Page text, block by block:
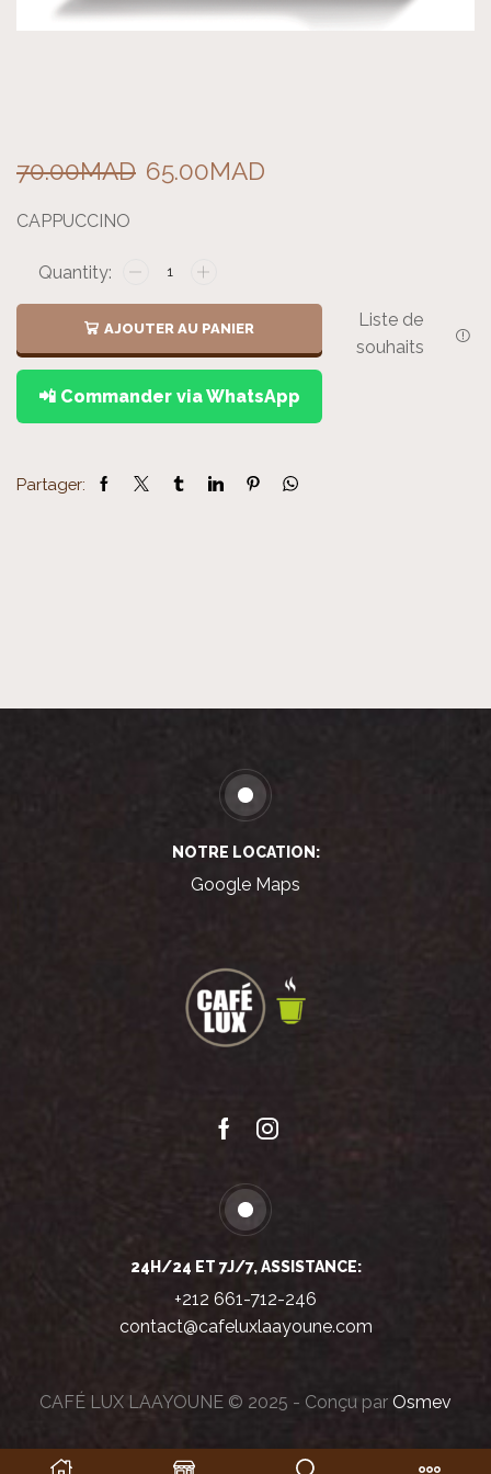
70.00MAD Le
70.00MAD.
65.00MAD
65.00MAD.
CAPPUCCINO
quantité
CAPPUCCINO
AJOUTER AU PANIER
📲 Commander via WhatsApp
Liste de
souhaits
Partager:
NOTRE LOCATION:
Google Maps
FacebookInstagram
24H/24 ET 7J/7, ASSISTANCE:
+212 661-712-246
contact@cafeluxlaayoune.com
CAFÉ LUX LAAYOUNE © 2025 - Conçu par Osmev